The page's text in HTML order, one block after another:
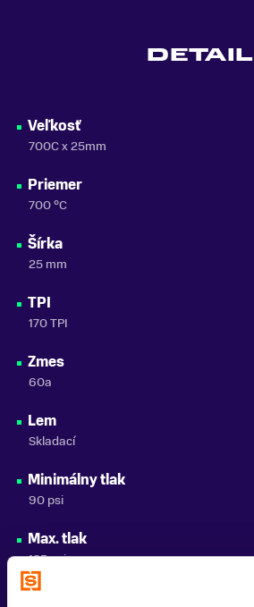
DETAIL
Veľkosť
700C x 25mm
Priemer
700 °C
Šírka
25 mm
TPI
170 TPI
Zmes
60a
Lem
Skladací
Minimálny tlak
90 psi
Max. tlak
125 psi